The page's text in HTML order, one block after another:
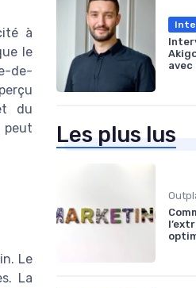
à
le
de-
du
peut
Le
La
Les plus lus